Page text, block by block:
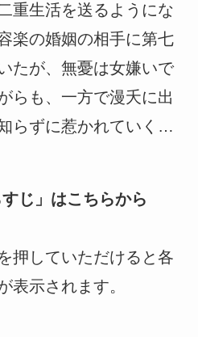
重生活を送るようにな
楽の婚姻の相手に第七
たが、無憂は女嫌いで
らも、一方で漫夭に出
らずに惹かれていく…
じ 」はこちらから
押していただけると各
表示されます。